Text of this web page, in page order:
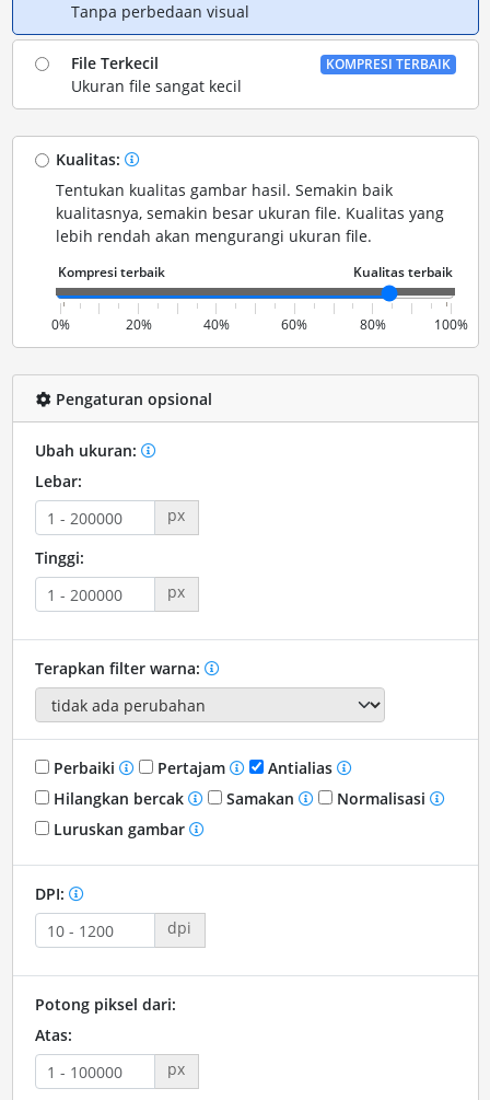
Tanpa perbedaan visual
File Terkecil
Ukuran file sangat kecil
KOMPRESI TERBAIK
Kualitas:
Tentukan kualitas gambar hasil. Semakin baik
kualitasnya, semakin besar ukuran file. Kualitas yang
lebih rendah akan mengurangi ukuran file.
0% 20% 40% 60% 80% 100%
Pengaturan opsional
Ubah ukuran:
Lebar:
px
Tinggi:
px
Terapkan filter warna:
Perbaiki Pertajam
Antialias
Hilangkan bercak
Samakan
Normalisasi
Luruskan gambar
DPI:
dpi
Potong piksel dari:
Atas:
px